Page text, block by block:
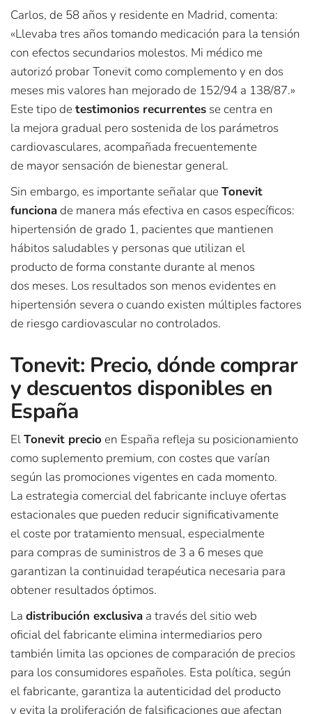
Carlos, de 58 años y residente en Madrid, comenta:
«Llevaba tres años tomando medicación para la tensión
con efectos secundarios molestos. Mi médico me
autorizó probar Tonevit como complemento y en dos
meses mis valores han mejorado de 152/94 a 138/87.»
Este tipo detestimonios recurrentes se centra en
la mejora gradual pero sostenida de los parámetros
cardiovasculares, acompañada frecuentemente
de mayor sensación de bienestar general.
Sin embargo, es importante señalar queTonevit
funcionade manera más efectiva en casos específicos:
hipertensión de grado 1, pacientes que mantienen
hábitos saludables y personas que utilizan el
producto de forma constante durante al menos
dos meses. Los resultados son menos evidentes en
hipertensión severa o cuando existen múltiples factores
de riesgo cardiovascular no controlados.
Tonevit: Precio, dónde comprar
y descuentos disponibles en
España
ElTonevit precio en España refleja su posicionamiento
como suplemento premium, con costes que varían
según las promociones vigentes en cada momento.
La estrategia comercial del fabricante incluye ofertas
estacionales que pueden reducir significativamente
el coste por tratamiento mensual, especialmente
para compras de suministros de 3 a 6 meses que
garantizan la continuidad terapéutica necesaria para
obtener resultados óptimos.​
La distribución exclusiva a través del sitio web
oficial del fabricante elimina intermediarios pero
también limita las opciones de comparación de precios
para los consumidores españoles. Esta política, según
el fabricante, garantiza la autenticidad del producto
y evita la proliferación de falsificaciones que afectan